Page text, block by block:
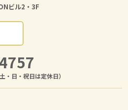
ビル2・3F
日・祝日は定休日）